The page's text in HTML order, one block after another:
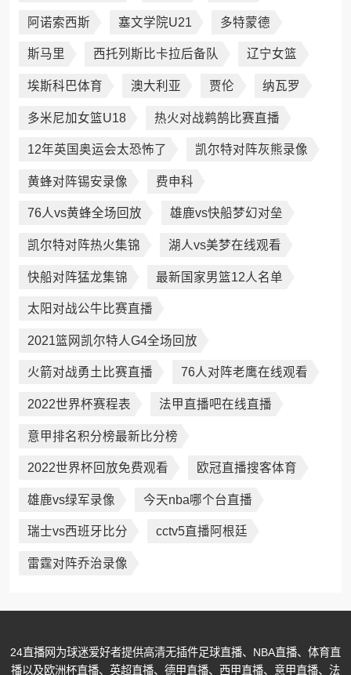
阿诺索西斯 塞文学院U21 多特蒙德
斯马里 西托列斯比卡拉后备队 辽宁女篮
埃斯科巴体育 澳大利亚 贾伦 纳瓦罗
多米尼加女篮U18 热火对战鹈鹄比赛直播
12年英国奥运会太恐怖了 凯尔特对阵灰熊录像
黄蜂对阵锡安录像 费申科
76人vs黄蜂全场回放 雄鹿vs快船梦幻对垒
凯尔特对阵热火集锦 湖人vs美梦在线观看
快船对阵猛龙集锦 最新国家男篮12人名单
太阳对战公牛比赛直播
2021篮网凯尔特人G4全场回放
火箭对战勇土比赛直播 76人对阵老鹰在线观看
2022世界杯赛程表 法甲直播吧在线直播
意甲排名积分榜最新比分榜
2022世界杯回放免费观看 欧冠直播搜客体育
雄鹿vs绿军录像 今天nba哪个台直播
瑞士vs西班牙比分 cctv5直播阿根廷
雷霆对阵乔治录像
24直播网为球迷爱好者提供高清无插件足球直播、NBA直播、体育直
播以及欧洲杯直播、英超直播、德甲直播、西甲直播、意甲直播、法